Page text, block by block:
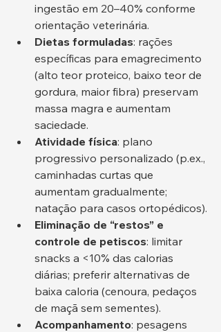
ingestão em 20–40% conforme
orientação veterinária.
Dietas formuladas: rações
específicas para emagrecimento
(alto teor proteico, baixo teor de
gordura, maior fibra) preservam
massa magra e aumentam
saciedade.
Atividade física: plano
progressivo personalizado (p.ex.,
caminhadas curtas que
aumentam gradualmente;
natação para casos ortopédicos).
Eliminação de “restos” e
controle de petiscos: limitar
snacks a <10% das calorias
diárias; preferir alternativas de
baixa caloria (cenoura, pedaços
de maçã sem sementes).
Acompanhamento: pesagens